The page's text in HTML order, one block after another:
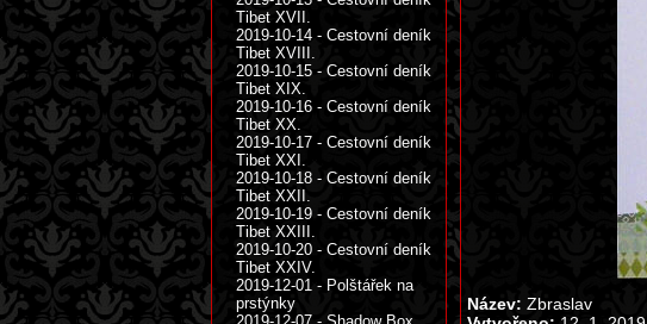
Název: Zbraslav
Tibet XVII.
2019-10-14 - Cestovní deník
Tibet XVIII.
2019-10-15 - Cestovní deník
Tibet XIX.
2019-10-16 - Cestovní deník
Tibet XX.
2019-10-17 - Cestovní deník
Tibet XXI.
2019-10-18 - Cestovní deník
Tibet XXII.
2019-10-19 - Cestovní deník
Tibet XXIII.
2019-10-20 - Cestovní deník
Tibet XXIV.
2019-12-01 - Polštářek na
prstýnky